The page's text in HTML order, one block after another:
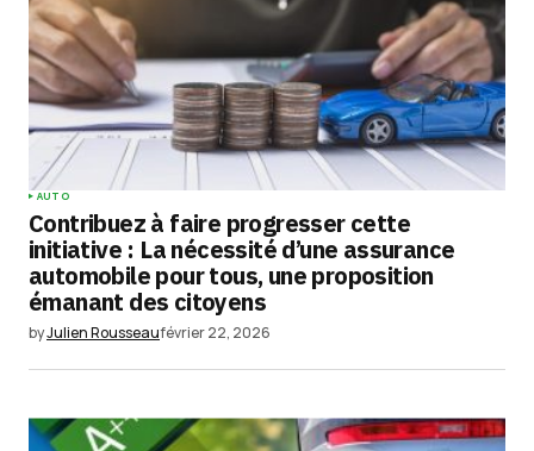
AUTO
Contribuez à faire progresser cette
initiative : La nécessité d’une assurance
automobile pour tous, une proposition
émanant des citoyens
byJulien Rousseaufévrier 22, 2026